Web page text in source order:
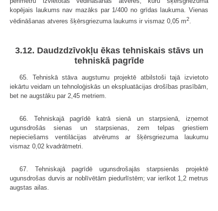
kopējais laukums nav mazāks par 1/400 no grīdas laukuma. Vienas
vēdināšanas atveres šķērsgriezuma laukums ir vismaz 0,05 m2.
3.12. Daudzdzīvokļu ēkas tehniskais stāvs un
tehniskā pagrīde
65. Tehniskā stāva augstumu projektē atbilstoši tajā izvietoto
iekārtu veidam un tehnoloģiskās un ekspluatācijas drošības prasībām,
bet ne augstāku par 2,45 metriem.
66. Tehniskajā pagrīdē katrā sienā un starpsienā, izņemot
ugunsdrošās sienas un starpsienas, zem telpas griestiem
nepieciešams ventilācijas atvērums ar šķērsgriezuma laukumu
vismaz 0,02 kvadrātmetri.
67. Tehniskajā pagrīdē ugunsdrošajās starpsienās projektē
ugunsdrošas durvis ar noblīvētām piedurlīstēm; var ierīkot 1,2 metrus
augstas ailas.